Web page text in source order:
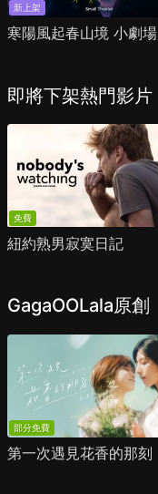
新上架
寒陽風起春山境 小劇場
即將下架熱門影片
免費
紐約熟男寂寞日記
GagaOOLala原創
部分免費
第一次遇見花香的那刻